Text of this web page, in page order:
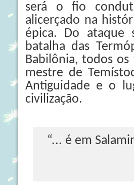
será o fio
alicerçado na
épica. Do ataque
batalha das
Babilônia, todos
mestre de
Antiguidade e o
civilização.
“... é em